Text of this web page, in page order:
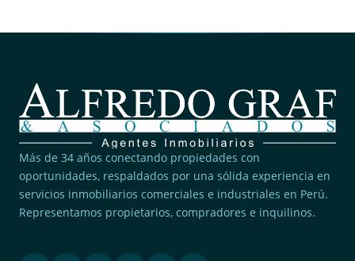
Más de 34 años conectando propiedades con
oportunidades, respaldados por una sólida experiencia en
servicios inmobiliarios comerciales e industriales en Perú.
Representamos propietarios, compradores e inquilinos.